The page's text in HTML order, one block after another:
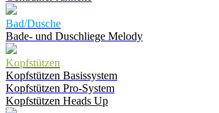
Bad/Dusche
Bade- und Duschliege Melody
Kopfstützen
Kopfstützen Basissystem
Kopfstützen Pro-System
Kopfstützen Heads Up